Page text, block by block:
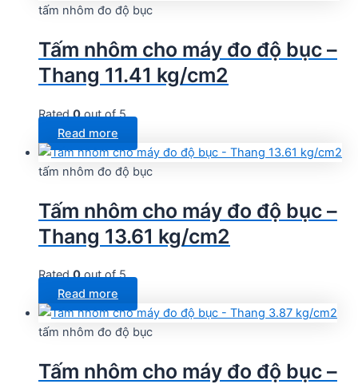
tấm nhôm đo độ bục
Tấm nhôm cho máy đo độ bục –
Thang 11.41 kg/cm2
Rated0out of 5
Read more
tấm nhôm đo độ bục
Tấm nhôm cho máy đo độ bục –
Thang 13.61 kg/cm2
Rated0out of 5
Read more
tấm nhôm đo độ bục
Tấm nhôm cho máy đo độ bục –